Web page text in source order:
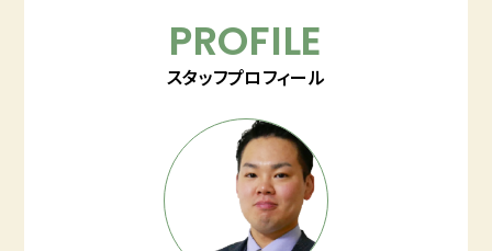
PROFILE
スタッフプロフィール